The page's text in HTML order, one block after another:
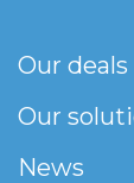
Our deals
Our
News